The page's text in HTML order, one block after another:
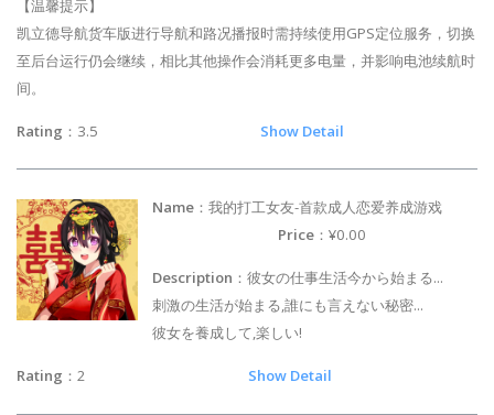
【温馨提示】
凯立德导航货车版进行导航和路况播报时需持续使用GPS定位服务，切换
至后台运行仍会继续，相比其他操作会消耗更多电量，并影响电池续航时
间。
Rating ：3.5 Show Detail
Name ：我的打工女友-首款成人恋爱养成游戏
Price ：¥0.00
Description ：彼女の仕事生活今から始まる...
刺激の生活が始まる,誰にも言えない秘密...
彼女を養成して,楽しい!
Rating ：2 Show Detail